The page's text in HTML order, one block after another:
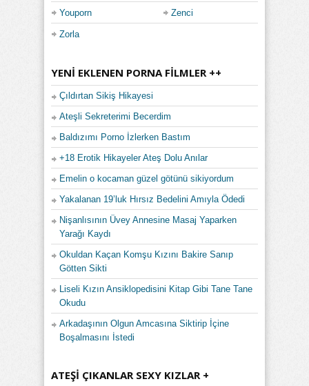
Youporn Zenci
Zorla
YENI EKLENEN PORNA FILMLER ++
Çıldırtan Sikiş Hikayesi
Ateşli Sekreterimi Becerdim
Baldızımı Porno İzlerken Bastım
+18 Erotik Hikayeler Ateş Dolu Anılar
Emelin o kocaman güzel götünü sikiyordum
Yakalanan 19’luk Hırsız Bedelini Amıyla Ödedi
Nişanlısının Üvey Annesine Masaj Yaparken
Yarağı Kaydı
Okuldan Kaçan Komşu Kızını Bakire Sanıp
Götten Sikti
Liseli Kızın Ansiklopedisini Kitap Gibi Tane Tane
Okudu
Arkadaşının Olgun Amcasına Siktirip İçine
Boşalmasını İstedi
ATEŞI ÇIKANLAR SEXY KIZLAR +